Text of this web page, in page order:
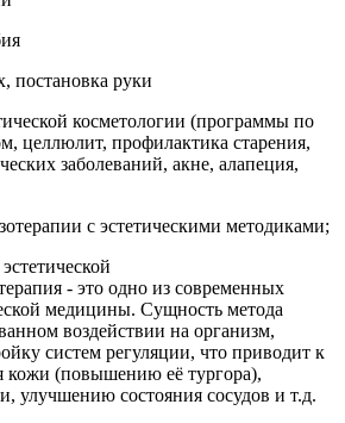
постановка руки
косметологии (программы по
целлюлит, профилактика старения,
заболеваний, акне, алапеция,
с эстетическими методиками;
- это одно из современных
медицины. Сущность метода
воздействии на организм,
систем регуляции, что приводит к
кожи (повышению её тургора),
улучшению состояния сосудов и т.д.